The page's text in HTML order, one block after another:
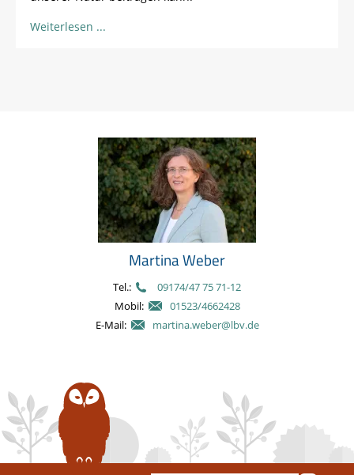
Weiterlesen
Martina Weber
Tel.:
09174/47 75 71-12
Mobil:
01523/4662428
E-Mail:
martina.weber@lbv.de